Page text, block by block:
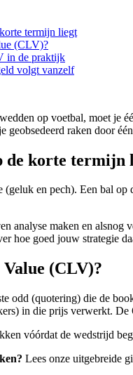
termijn liegt
(CLV)?
in de praktijk
volgt vanzelf
op voetbal, moet je
geobsedeerd raken door
de korte termijn
(geluk en pech). Een bal
analyse maken en
hoe goed jouw strategie
(CLV)?
odd (quotering) die de
in die prijs verwerkt.
vóórdat de wedstrijd
Lees onze uitgebreide